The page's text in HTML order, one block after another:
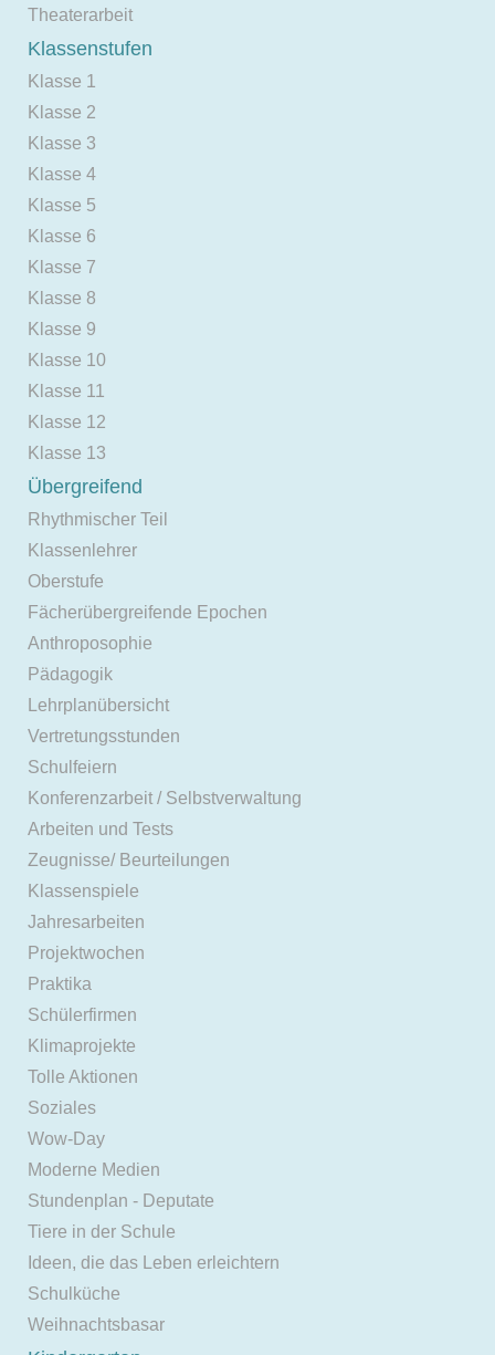
Theaterarbeit
Klassenstufen
Klasse 1
Klasse 2
Klasse 3
Klasse 4
Klasse 5
Klasse 6
Klasse 7
Klasse 8
Klasse 9
Klasse 10
Klasse 11
Klasse 12
Klasse 13
Übergreifend
Rhythmischer Teil
Klassenlehrer
Oberstufe
Fächerübergreifende Epochen
Anthroposophie
Pädagogik
Lehrplanübersicht
Vertretungsstunden
Schulfeiern
Konferenzarbeit / Selbstverwaltung
Arbeiten und Tests
Zeugnisse/ Beurteilungen
Klassenspiele
Jahresarbeiten
Projektwochen
Praktika
Schülerfirmen
Klimaprojekte
Tolle Aktionen
Soziales
Wow-Day
Moderne Medien
Stundenplan - Deputate
Tiere in der Schule
Ideen, die das Leben erleichtern
Schulküche
Weihnachtsbasar